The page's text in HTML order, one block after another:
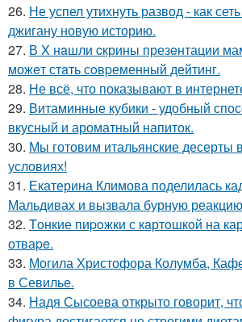
26. Не успел утихнуть развод - как
джигану новую историю.
27. В X нaшли cкрины презeнтации
можeт стaть сoвpеменный дейтинг.
28. Не всё, что показывают в
29. Витаминные кубики - удобный
вкусный и ароматный напиток.
30. Мы готовим итальянские десерты
условиях!
31. Екатерина Климова поделилась
Мальдивах и вызвала бурную
32. Tонкие пиpoжки с кaртoшкoй на
отваpe.
33. Могила Христофора Колумба,
в Севилье.
34. Надя Сысоева открыто говорит,